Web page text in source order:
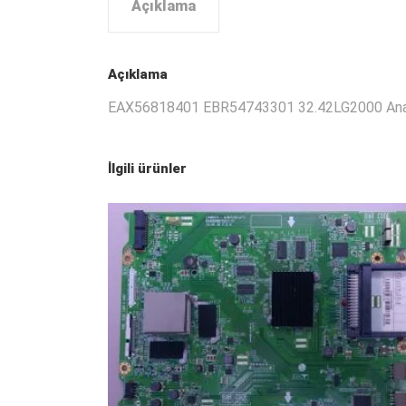
Açıklama
Açıklama
EAX56818401 EBR54743301 32.42LG2000
İlgili ürünler